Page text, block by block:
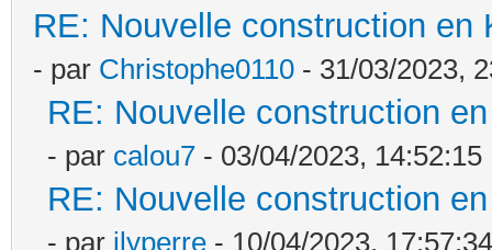
RE: Nouvelle construction
- par Christophe0110 - 31/03/2023,
RE: Nouvelle construction
- par calou7 - 03/04/2023, 14:52:15
RE: Nouvelle construction
- par jlyperre - 10/04/2023, 17:57:34